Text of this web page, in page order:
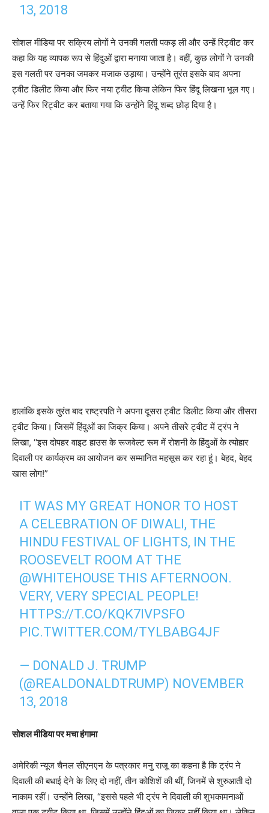
13, 2018
सोशल मीडिया पर सक्रिय लोगों ने उनकी गलती पकड़ ली और उन्हें रिट्वीट कर
कहा कि यह व्यापक रूप से हिंदुओं द्वारा मनाया जाता है। वहीं, कुछ लोगों ने उनकी
इस गलती पर उनका जमकर मजाक उड़ाया। उन्होंने तुरंत इसके बाद अपना
ट्वीट डिलीट किया और फिर नया ट्वीट किया लेकिन फिर हिंदू लिखना भूल गए।
उन्हें फिर रिट्वीट कर बताया गया कि उन्होंने हिंदू शब्द छोड़ दिया है।
हालांकि इसके तुरंत बाद राष्ट्रपति ने अपना दूसरा ट्वीट डिलीट किया और तीसरा
ट्वीट किया। जिसमें हिंदुओं का जिक्र किया। अपने तीसरे ट्वीट में ट्रंप ने
लिखा, ‘‘इस दोपहर वाइट हाउस के रूजवेल्ट रूम में रोशनी के हिंदुओं के त्योहार
दिवाली पर कार्यक्रम का आयोजन कर सम्मानित महसूस कर रहा हूं। बेहद, बेहद
खास लोग!”
IT WAS MY GREAT HONOR TO HOST
A CELEBRATION OF DIWALI, THE
HINDU FESTIVAL OF LIGHTS, IN THE
ROOSEVELT ROOM AT THE
@WHITEHOUSE THIS AFTERNOON.
VERY, VERY SPECIAL PEOPLE!
HTTPS://T.CO/KQK7IVPSFO
PIC.TWITTER.COM/TYLBABG4JF
— DONALD J. TRUMP
(@REALDONALDTRUMP) NOVEMBER
13, 2018
सोशल मीडिया पर मचा हंगामा
अमेरिकी न्यूज चैनल सीएनएन के पत्रकार मनु राजू का कहना है कि ट्रंप ने
दिवाली की बधाई देने के लिए दो नहीं, तीन कोशिशें की थीं, जिनमें से शुरुआती दो
नाकाम रहीं। उन्होंने लिखा, “इससे पहले भी ट्रंप ने दिवाली की शुभकामनाओं